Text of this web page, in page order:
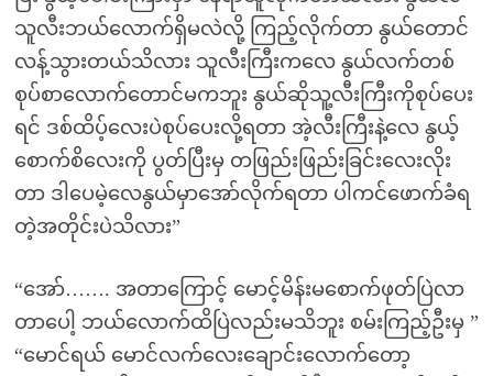
သူလီးဘယ်လောက်ရှိမလဲလို့ ကြည့်လိုက်တာ နွယ်တောင်
လန့်သွားတယ်သိလား သူလီးကြီးကလေ နွယ်လက်တစ်
စုပ်စာလောက်တောင်မကဘူး နွယ်ဆိုသူ့လီးကြီးကိုစုပ်ပေး
ရင် ဒစ်ထိပ့်လေးပဲစုပ်ပေးလို့ရတာ အဲ့လီးကြီးနဲ့လေ နွယ့်
စောက်စိလေးကို ပွတ်ပြီးမှ တဖြည်းဖြည်းခြင်းလေးလိုး
တာ ဒါပေမဲ့လေနွယ်မှာအော်လိုက်ရတာ ပါကင်ဖောက်ခံရ
တဲ့အတိုင်းပဲသိလား”
“အော်……. အတာကြောင့် မောင့်မိန်းမစောက်ဖုတ်ပြဲလာ
တာပေါ့ ဘယ်လောက်ထိပြဲလည်းမသိဘူး စမ်းကြည့်ဦးမှ ”
“မောင်ရယ် မောင်လက်လေးချောင်းလောက်တော့